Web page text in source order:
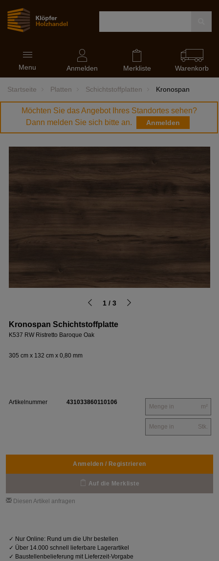
Navigation
ein-
und
ausblenden
Menu Anmelden Merkliste Warenkorb
Startseite Platten Schichtstoffplatten Kronospan
Möchten Sie das Angebot Ihres Standortes sehen?
Dann melden Sie sich bitte an.
Anmelden
1 / 3
Kronospan Schichtstoffplatte
K537 RW Ristretto Baroque Oak
305 cm x 132 cm x 0,80 mm
Artikelnummer 431033860110106
m²
Stk.
Anmelden / Registrieren
Auf die Merkliste
Diesen Artikel anfragen
✓ Nur Online: Rund um die Uhr bestellen
✓ Über 14.000 schnell lieferbare Lagerartikel
✓ Baustellenbelieferung mit Lieferzeit-Vorgabe